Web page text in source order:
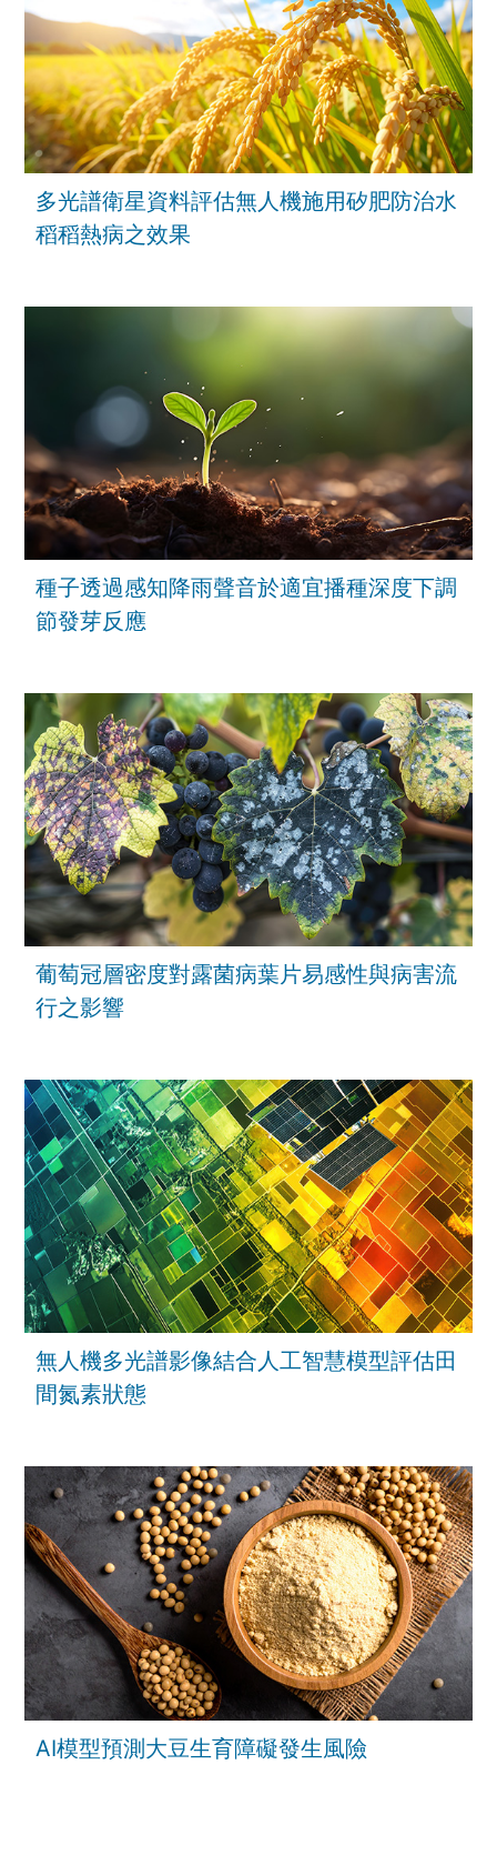
多光譜衛星資料評估無人機施用矽肥防治水
稻稻熱病之效果
種子透過感知降雨聲音於適宜播種深度下調
節發芽反應
葡萄冠層密度對露菌病葉片易感性與病害流
行之影響
無人機多光譜影像結合人工智慧模型評估田
間氮素狀態
AI模型預測大豆生育障礙發生風險